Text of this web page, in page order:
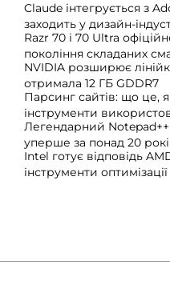
Claude інтегрується з
заходить у дизайн-
Razr 70 і 70 Ultra
покоління складаних
NVIDIA розширює
отримала 12 ГБ GDDR7
Парсинг сайтів: що це,
інструменти
Легендарний
уперше за понад 20
Intel готує відповідь
інструменти оптимізації